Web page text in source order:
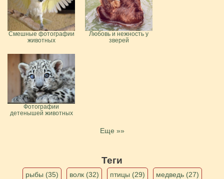
Смешные фотографии
животных
Любовь и нежность у
зверей
Фотографии
детенышей животных
Еще »»
Теги
рыбы (35) волк (32) птицы (29) медведь (27)